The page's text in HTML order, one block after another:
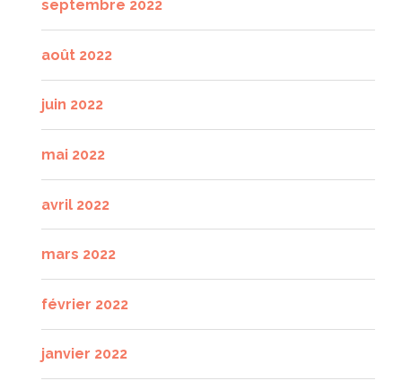
septembre 2022
août 2022
juin 2022
mai 2022
avril 2022
mars 2022
février 2022
janvier 2022